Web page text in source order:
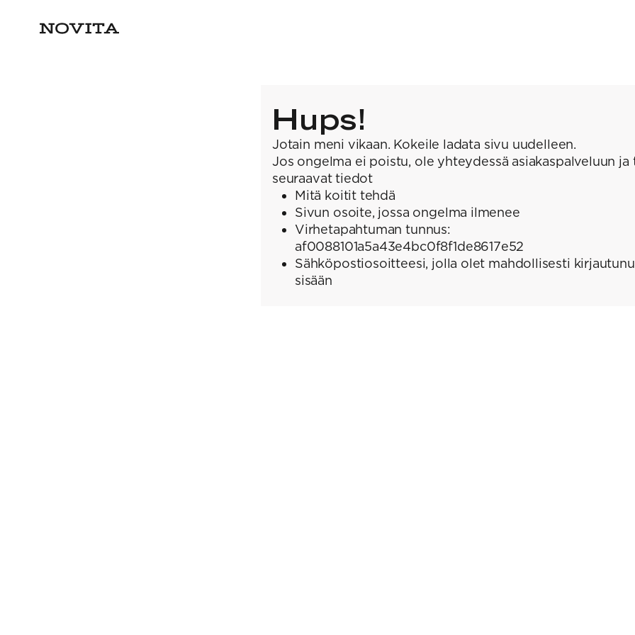
Hups!
Jotain meni vikaan. Kokeile ladata sivu uudelleen.
Jos ongelma ei poistu, ole yhteydessä asiakaspalveluun ja
seuraavat tiedot
Mitä koitit tehdä
Sivun osoite, jossa ongelma ilmenee
Virhetapahtuman tunnus:
af0088101a5a43e4bc0f8f1de8617e52
Sähköpostiosoitteesi, jolla olet mahdollisesti
sisään